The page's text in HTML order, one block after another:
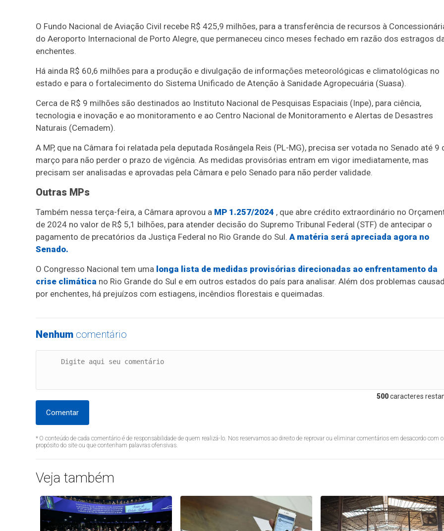
O Fundo Nacional de Aviação Civil recebe R$ 425,9 milhões, para a transferência de recursos à
do Aeroporto Internacional de Porto Alegre, que permaneceu cinco meses fechado em razão dos estragos
enchentes.
Há ainda R$ 60,6 milhões para a produção e divulgação de informações meteorológicas e climatológicas no
estado e para o fortalecimento do Sistema Unificado de Atenção à Sanidade Agropecuária (Suasa).
Cerca de R$ 9 milhões são destinados ao Instituto Nacional de Pesquisas Espaciais (Inpe), para ciência,
tecnologia e inovação e ao monitoramento e ao Centro Nacional de Monitoramento e Alertas de Desastres
Naturais (Cemadem).
A MP, que na Câmara foi relatada pela deputada Rosângela Reis (PL-MG), precisa ser votada no Senado até 9
março para não perder o prazo de vigência. As medidas provisórias entram em vigor imediatamente, mas
precisam ser analisadas e aprovadas pela Câmara e pelo Senado para não perder validade.
Outras MPs
Também nessa terça-feira, a Câmara aprovou a MP 1.257/2024 , que abre crédito extraordinário no
de 2024 no valor de R$ 5,1 bilhões, para atender decisão do Supremo Tribunal Federal (STF) de antecipar o
pagamento de precatórios da Justiça Federal no Rio Grande do Sul. A matéria será apreciada agora no
Senado.
O Congresso Nacional tem uma longa lista de medidas provisórias direcionadas ao enfrentamento da
crise climática no Rio Grande do Sul e em outros estados do país para analisar. Além dos problemas
por enchentes, há prejuízos com estiagens, incêndios florestais e queimadas.
Nenhum comentário
500caracteres
Comentar
* O conteúdo de cada comentário é de responsabilidade de quem realizá-lo. Nos reservamos ao direito de reprovar ou eliminar comentários em desacordo com o
propósito do site ou que contenham palavras ofensivas.
Veja também